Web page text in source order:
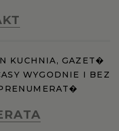
KUCHNIA, GAZET�
WYGODNIE I BEZ